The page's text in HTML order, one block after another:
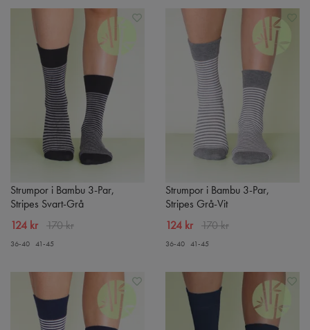
Strumpor i Bambu 3-Par,
Stripes Svart-Grå
124 kr 170 kr
36-40 41-45
Strumpor i Bambu 3-Par,
Stripes Grå-Vit
124 kr 170 kr
36-40 41-45